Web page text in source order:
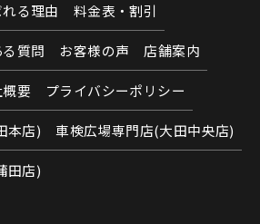
る理由 料金表・割引
質問 お客様の声 店舗案内
要 プライバシーポリシー
本店) 車検広場専門店(大田中央店)
田店)